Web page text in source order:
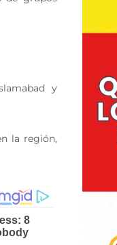
y
la región,